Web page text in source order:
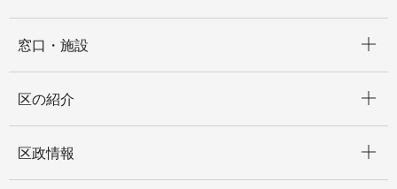
窓口・施設
区の紹介
区政情報